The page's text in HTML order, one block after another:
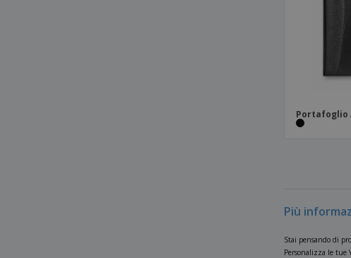
Portafoglio
Più
Stai pensando di
Personalizza le tue